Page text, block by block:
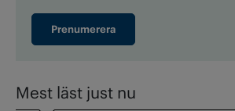
Prenumerera
Mest läst just nu